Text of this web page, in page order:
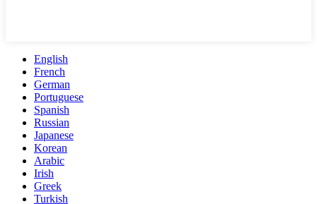
English
French
German
Portuguese
Spanish
Russian
Japanese
Korean
Arabic
Irish
Greek
Turkish